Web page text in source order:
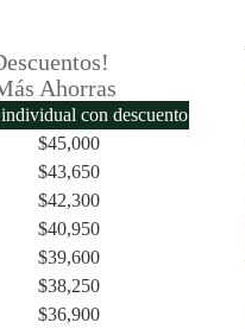
Ahorras
con descuento
$45,000
$43,650
$42,300
$40,950
$39,600
$38,250
$36,900